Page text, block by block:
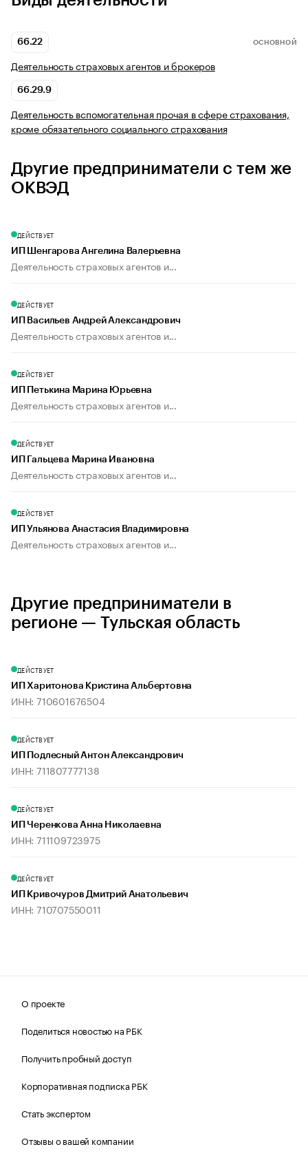
66.22 ОСНОВНОЙ
Деятельность страховых агентов и брокеров
66.29.9
Деятельность вспомогательная прочая в сфере страхования,
кроме обязательного социального страхования
Другие предприниматели с тем же
ОКВЭД
ДЕЙСТВУЕТ
ИП Шенгарова Ангелина Валерьевна
Деятельность страховых агентов и...
ДЕЙСТВУЕТ
ИП Васильев Андрей Александрович
Деятельность страховых агентов и...
ДЕЙСТВУЕТ
ИП Петькина Марина Юрьевна
Деятельность страховых агентов и...
ДЕЙСТВУЕТ
ИП Гальцева Марина Ивановна
Деятельность страховых агентов и...
ДЕЙСТВУЕТ
ИП Ульянова Анастасия Владимировна
Деятельность страховых агентов и...
Другие предприниматели в
регионе — Тульская область
ДЕЙСТВУЕТ
ИП Харитонова Кристина Альбертовна
ИНН: 710601676504
ДЕЙСТВУЕТ
ИП Подлесный Антон Александрович
ИНН: 711807777138
ДЕЙСТВУЕТ
ИП Черенкова Анна Николаевна
ИНН: 711109723975
ДЕЙСТВУЕТ
ИП Кривочуров Дмитрий Анатольевич
ИНН: 710707550011
О проекте
Поделиться новостью на РБК
Получить пробный доступ
Корпоративная подписка РБК
Стать экспертом
Отзывы о вашей компании